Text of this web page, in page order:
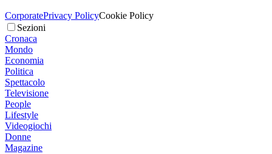
CorporatePrivacy PolicyCookie Policy
Sezioni
Cronaca
Mondo
Economia
Politica
Spettacolo
Televisione
People
Lifestyle
Videogiochi
Donne
Magazine